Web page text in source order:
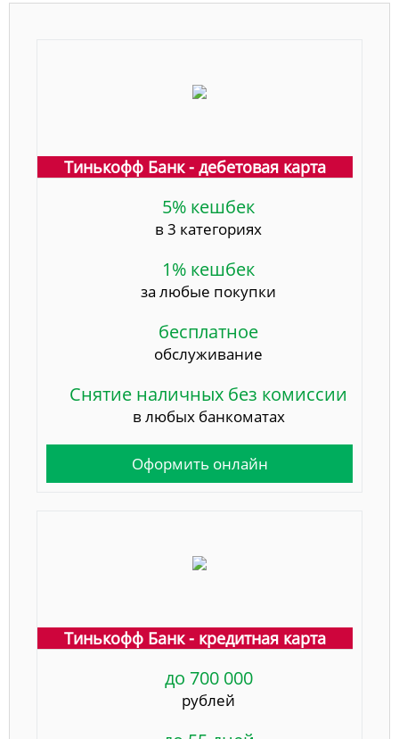
Тинькофф Банк - дебетовая карта
5% кешбек
в 3 категориях
1% кешбек
за любые покупки
бесплатное
обслуживание
Снятие наличных без комиссии
в любых банкоматах
Оформить онлайн
Тинькофф Банк - кредитная карта
до 700 000
рублей